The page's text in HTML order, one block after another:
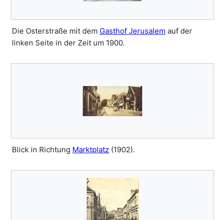
Die Osterstraße mit dem Gasthof Jerusalem auf der
linken Seite in der Zeit um 1900.
Blick in Richtung Marktplatz (1902).